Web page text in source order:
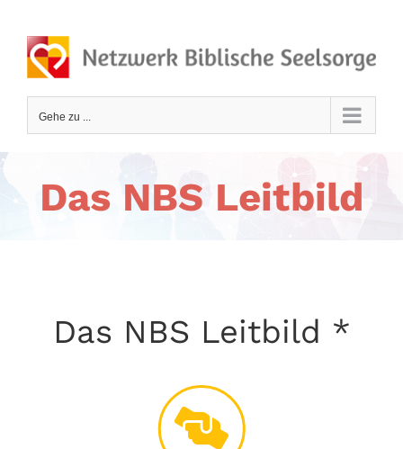
Inhalt
springen
Gehe zu ...
Das NBS Leitbild
Das NBS Leitbild *